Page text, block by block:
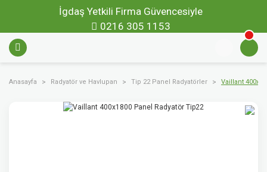
İgdaş Yetkili Firma Güvencesiyle
0216 305 1153
Anasayfa Radyatör ve Havlupan Tip 22 Panel Radyatörler Vaillant